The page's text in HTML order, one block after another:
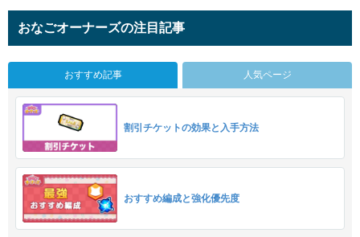
おなごオーナーズの注目記事
おすすめ記事 人気ページ
割引チケットの効果と入手方法
おすすめ編成と強化優先度